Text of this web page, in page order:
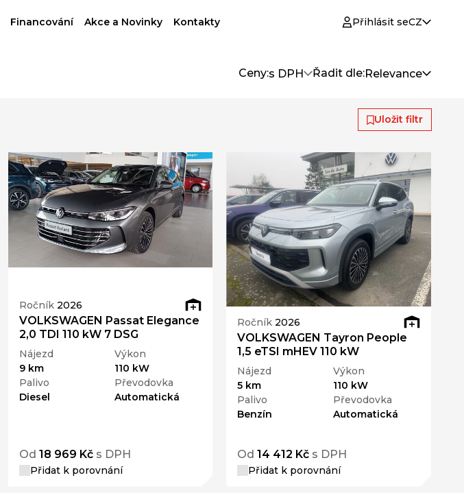
Financování Akce a Novinky Kontakty Přihlásit seCZ
Ceny:s DPH Řadit dle:Relevance
Uložit filtr
Ročník 2026
VOLKSWAGEN Passat Elegance
2,0 TDI 110 kW 7 DSG
Nájezd
9 km
Výkon
110 kW
Palivo
Diesel
Převodovka
Automatická
Od 18 969 Kčs DPH
Přidat k porovnání
Ročník 2026
VOLKSWAGEN Tayron People
1,5 eTSI mHEV 110 kW
Nájezd
5 km
Výkon
110 kW
Palivo
Benzín
Převodovka
Automatická
Od14 412 Kč s DPH
Přidat k porovnání